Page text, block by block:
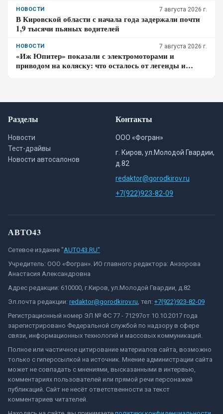
НОВОСТИ 7 августа 2026 г.
В Кировской области с начала года задержали почти
1,9 тысячи пьяных водителей
НОВОСТИ 7 августа 2026 г.
«Иж Юпитер» показали с электромоторами и
приводом на коляску: что осталось от легенды и
Разделы
Новости
Тест-драйвы
Новости автосалонов
Контакты
ООО «Фогран»
г. Киров, ул.Молодой Гвардии,
д.82
redaktor@gorodkirov.ru
+7(922)923-82-09
АВТО43
Сетевое издание "AUTO43.RU"
Учредитель: ООО «Фогран». ИО главного редактора: Анзорова
Анастасия Александровна
Адрес редакции: 610000, г.Киров, ул.Молодой Гвардии, д.82
Эл.почта редакции: redaktor@gorodkirov.ru , тел: +7(922)923-82-09
Регистрационный номер ЭЛ № ФС 77 - 71297от 10.10.2017 года
зарегистрировано Федеральной службой по надзору в сфере
связи, информационных технологий и массовых коммуникаций.
Полное или частичное цитирование материалов сайта, возможно
только с гиперссылкой на источник. Мнение администрации сайта
может не совпадать с мнениями, высказанными в интервью,
комментариях пользователей или прямой речи персонажей
публикаций. Сайт не несёт ответственности за текст
комментариев читателей.